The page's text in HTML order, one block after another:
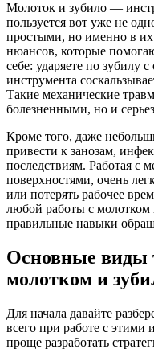
Молоток и зубило —
пользуется вот уже не
простыми, но именно в их
нюансов, которые
себе: ударяете по зубилу
инструмента
Такие механические
болезненными, но и
Кроме того, даже
привести к занозам,
последствиям. Работая с
поверхностями, очень
или потерять рабочее
любой работы с молотком
правильные навыки
Основные виды
молотком и
Для начала давайте
всего при работе с этими
проще разработать